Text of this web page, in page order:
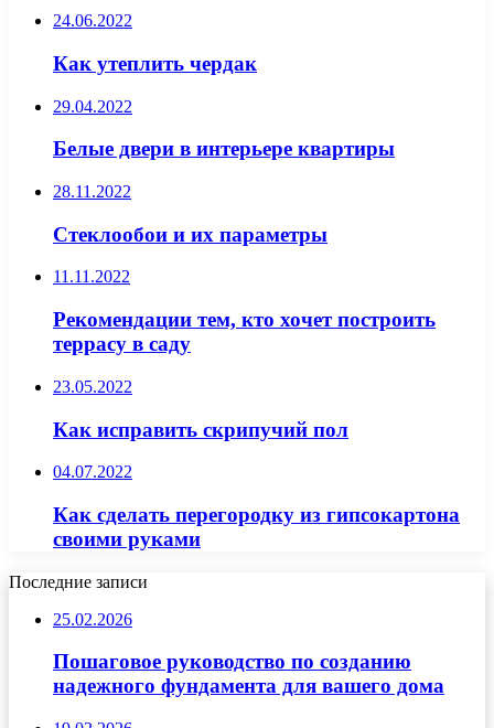
24.06.2022
Как утеплить чердак
29.04.2022
Белые двери в интерьере квартиры
28.11.2022
Стеклообои и их параметры
11.11.2022
Рекомендации тем, кто хочет построить
террасу в саду
23.05.2022
Как исправить скрипучий пол
04.07.2022
Как сделать перегородку из гипсокартона
своими руками
Последние записи
25.02.2026
Пошаговое руководство по созданию
надежного фундамента для вашего дома